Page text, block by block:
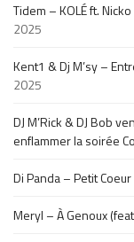
Tidem – KOLÉ ft.
2025
Kent1 & Dj M’sy –
2025
DJ M’Rick & DJ Bob
enflammer la soirée
Di Panda – Petit
Meryl – À Genoux